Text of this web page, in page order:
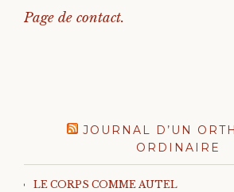
Page de contact.
JOURNAL D’UN
ORDINAIRE
LE CORPS COMME AUTEL